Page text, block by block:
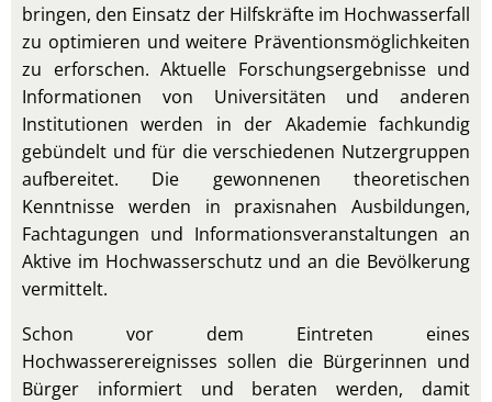
bringen, den Einsatz der Hilfskräfte im Hochwasserfall
zu optimieren und weitere Präventionsmöglichkeiten
zu erforschen. Aktuelle Forschungsergebnisse und
Informationen von Universitäten und anderen
Institutionen werden in der Akademie fachkundig
gebündelt und für die verschiedenen Nutzergruppen
aufbereitet. Die gewonnenen theoretischen
Kenntnisse werden in praxisnahen Ausbildungen,
Fachtagungen und Informationsveranstaltungen an
Aktive im Hochwasserschutz und an die Bevölkerung
vermittelt.
Schon vor dem Eintreten eines
Hochwasserereignisses sollen die Bürgerinnen und
Bürger informiert und beraten werden, damit